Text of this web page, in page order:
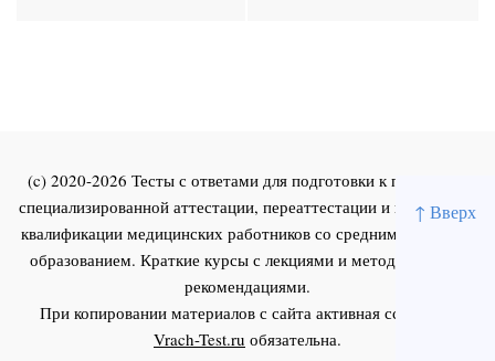
↑ Вверх
(c) 2020-2026 Тесты с ответами для подготовки к первичной
специализированной аттестации, переаттестации и повышения
квалификации медицинских работников со средним и высшим
образованием. Краткие курсы с лекциями и методическими
рекомендациями.
При копировании материалов с сайта активная ссылка на
Vrach-Test.ru обязательна.